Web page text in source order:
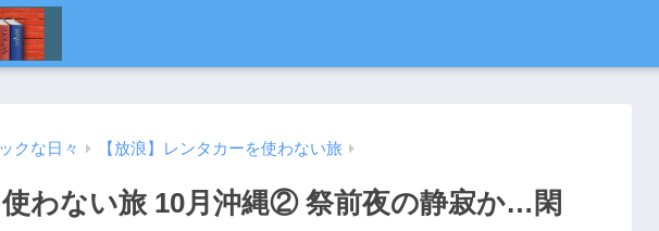
クな日々 【放浪】レンタカーを使わない旅
わない旅 10月沖縄② 祭前夜の静寂か…閑